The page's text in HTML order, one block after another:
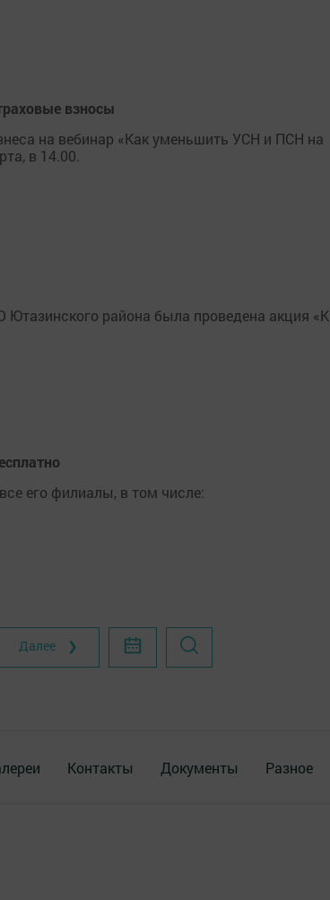
взносы
на вебинар «Как уменьшить УСН и ПСН на
в 14.00.
района была проведена акция «К
его филиалы, в том числе:
Далее ❯
Контакты Документы Разное